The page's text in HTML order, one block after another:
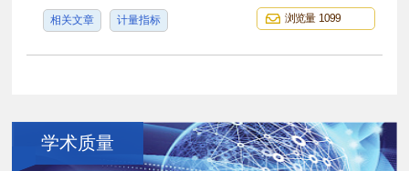
相关文章 计量指标 浏览量 1099
学术质量